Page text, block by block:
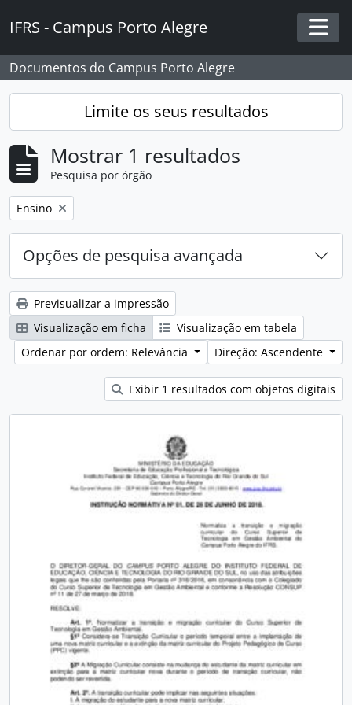
IFRS - Campus Porto Alegre
Documentos do Campus Porto Alegre
Limite os seus resultados
Mostrar 1 resultados
Pesquisa por órgão
Remover filtro:
Ensino
Opções de pesquisa avançada
Previsualizar a impressão
Visualização em ficha
Visualização em tabela
Ordenar por ordem: Relevância
Direção: Ascendente
Exibir 1 resultados com objetos digitais